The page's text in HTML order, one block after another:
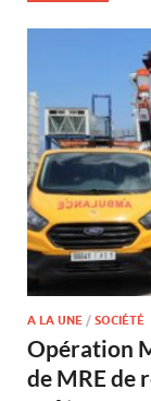
A LA UNE / SOCIÉTÉ
Opération
de MRE de